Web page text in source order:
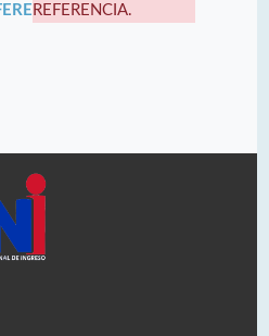
REFERENCIA.